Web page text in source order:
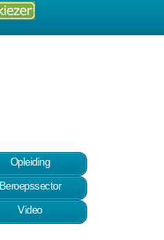
Opleiding
Beroepssector
Video